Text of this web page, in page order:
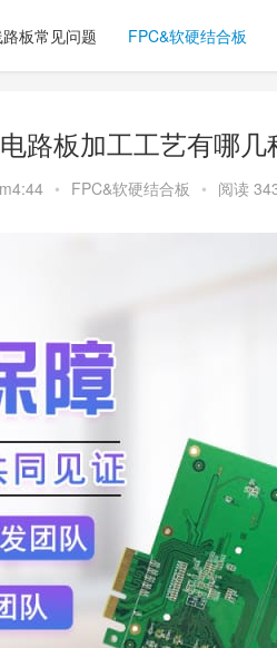
板常见问题 FPC&软硬结合板
路板加工工艺有哪几
• FPC&软硬结合板 • 阅读